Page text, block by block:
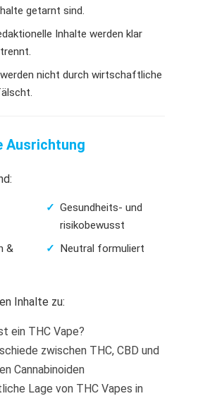
getarnt sind.
Inhalte werden klar
nicht durch wirtschaftliche
Ausrichtung
&
Gesundheits- und
risikobewusst
Neutral formuliert
Inhalte zu:
ein THC Vape?
zwischen THC, CBD und
Cannabinoiden
Lage von THC Vapes in